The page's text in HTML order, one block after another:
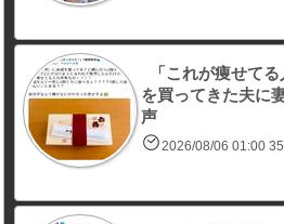
「これが痩せて
を買ってきた夫に
声
2026/08/06 01:00